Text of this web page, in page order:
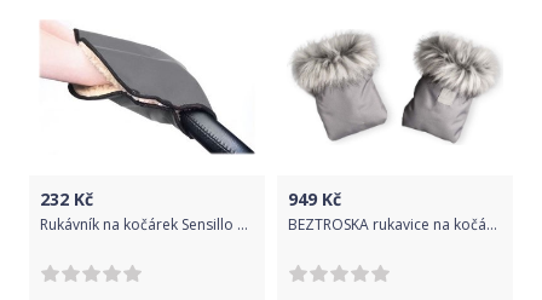
232 Kč
Rukávník na kočárek Sensillo 40x45 graphite, Šedá
949 Kč
BEZTROSKA rukavice na kočárek s kožešinou dove grey